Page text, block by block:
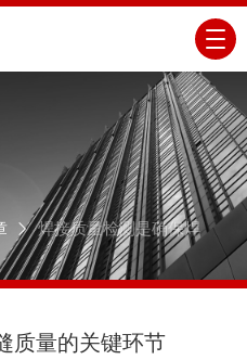
焊接质量检测是确保焊
质量的关键环节